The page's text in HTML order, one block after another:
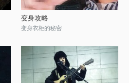
变身攻略
变身衣柜的秘密